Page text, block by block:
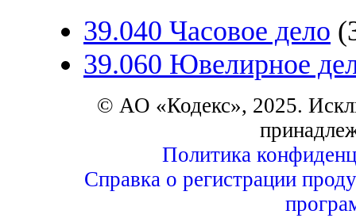
39.040 Часовое дело
39.060 Ювелирное
© АО «Кодекс», 2025.
Политика
Справка о регистрации